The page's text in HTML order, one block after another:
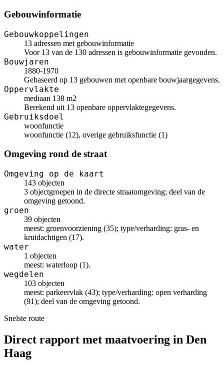
Gebouwinformatie
Gebouwkoppelingen
13 adressen met gebouwinformatie
Voor 13 van de 130 adressen is gebouwinformatie gevonden.
Bouwjaren
1880-1970
Gebaseerd op 13 gebouwen met openbare bouwjaargegevens.
Oppervlakte
mediaan 138 m2
Berekend uit 13 openbare oppervlaktegegevens.
Gebruiksdoel
woonfunctie
woonfunctie (12), overige gebruiksfunctie (1)
Omgeving rond de straat
Omgeving op de kaart
143 objecten
3 objectgroepen in de directe straatomgeving; deel van de
omgeving getoond.
groen
39 objecten
meest: groenvoorziening (35); type/verharding: gras- en
kruidachtigen (17).
water
1 objecten
meest: waterloop (1).
wegdelen
103 objecten
meest: parkeervlak (43); type/verharding: open verharding
(91); deel van de omgeving getoond.
Snelste route
Direct rapport met maatvoering in Den
Haag